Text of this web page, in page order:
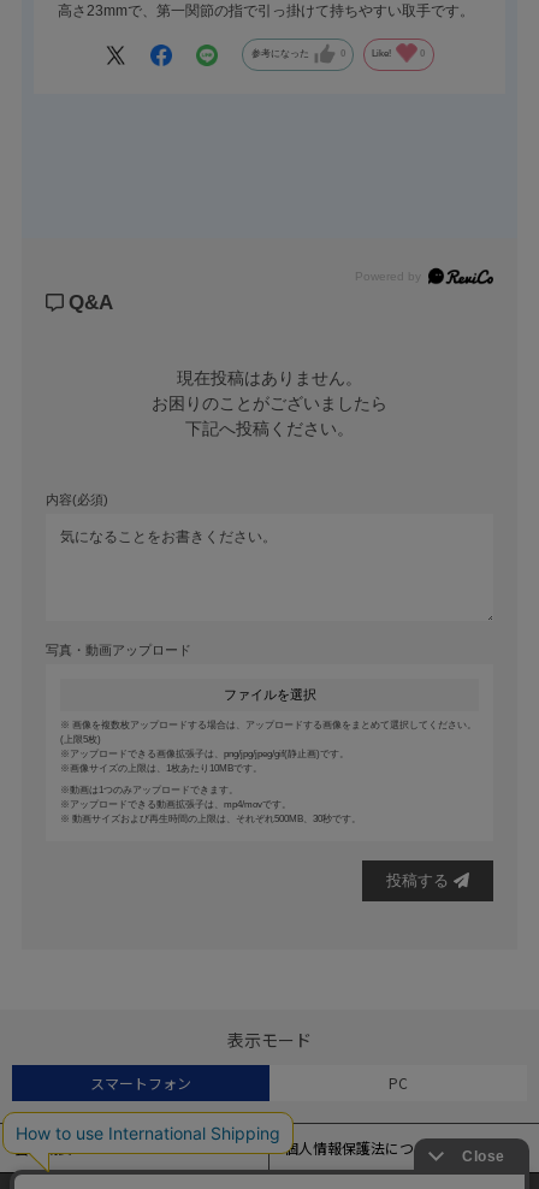
高さ23mmで、第一関節の指で引っ掛けて持ちやすい取手です。
参考になった 0 Like! 0
Powered by
Q&A
現在投稿はありません。
お困りのことがございましたら
下記へ投稿ください。
内容(必須)
写真・動画アップロード
ファイルを選択
画像を複数枚アップロードする場合は、アップロードする画像をまとめて選択してください。
(上限5枚)
アップロードできる画像拡張子は、png/jpg/jpeg/gif(静止画)です。
画像サイズの上限は、1枚あたり10MBです。
動画は1つのみアップロードできます。
アップロードできる動画拡張子は、mp4/movです。
動画サイズおよび再生時間の上限は、それぞれ500MB、30秒です。
投稿する
表示モード
スマートフォン PC
個人情報保護法について